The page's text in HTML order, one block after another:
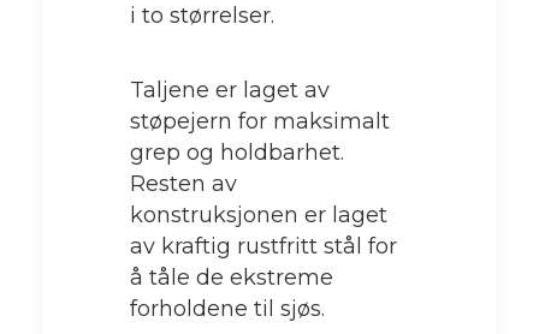
i to størrelser.
Taljene er laget av
støpejern for maksimalt
grep og holdbarhet.
Resten av
konstruksjonen er laget
av kraftig rustfritt stål for
å tåle de ekstreme
forholdene til sjøs.